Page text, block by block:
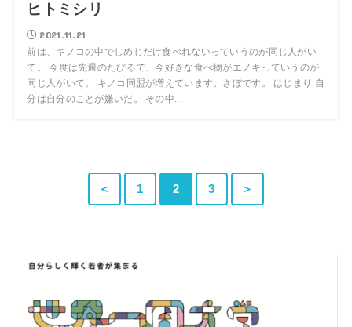
ヒトミシリ
2021.11.21
前は、キノコの中でしめじだけ食べれないっていうのが同じ人がい
て。 今度は先週のたびるで、今好きな食べ物がエノキっていうのが
同じ人がいて。 キノコ同盟が増えています。さぼです。 はじまり 自
分は自分のことが嫌いだ。 その中...
＜ 1 2 3 ＞